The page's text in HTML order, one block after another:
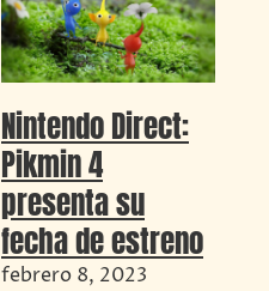
Nintendo Direct:
Pikmin 4
presenta su
fecha de estreno
febrero 8, 2023